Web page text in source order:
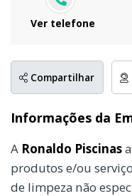
Ver telefone
Compartilhar
Informações da
A Ronaldo Piscinas
produtos e/ou
de limpeza não